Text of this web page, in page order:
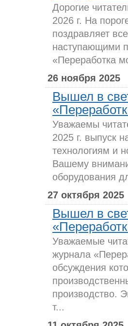
Дорогие
2026 г. На
поздравляет
наступающими
«Переработка
26 ноября 2025
Вышел в
Уважаемы
2025 г. выпуск
технологиям и
Вашему
оборудования
27 октября 2025
Вышел в
Уважаемые
журнала
обсуждения
производство.
т...